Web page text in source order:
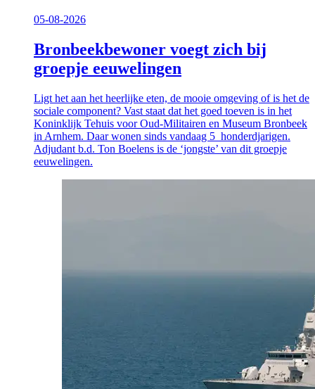
05-08-2026
Bronbeekbewoner voegt zich bij
groepje eeuwelingen
Ligt het aan het heerlijke eten, de mooie omgeving of is het de
sociale component? Vast staat dat het goed toeven is in het
Koninklijk Tehuis voor Oud-Militairen en Museum Bronbeek
in Arnhem. Daar wonen sinds vandaag 5 honderdjarigen.
Adjudant b.d. Ton Boelens is de ‘jongste’ van dit groepje
eeuwelingen.